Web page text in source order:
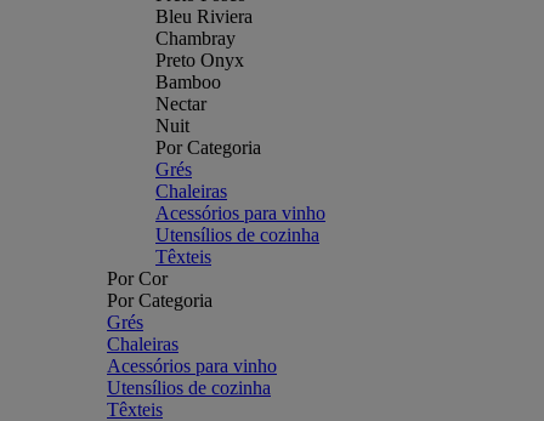
Bleu Riviera
Chambray
Preto Onyx
Bamboo
Nectar
Nuit
Por Categoria
Grés
Chaleiras
Acessórios para vinho
Utensílios de cozinha
Têxteis
Por Cor
Por Categoria
Grés
Chaleiras
Acessórios para vinho
Utensílios de cozinha
Têxteis